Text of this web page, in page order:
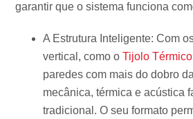
garantir que o sistema funciona
A Estrutura Inteligente: Com
vertical, como oTijolo
paredes com mais do dobro
mecânica, térmica e acústica
tradicional. O seu formato